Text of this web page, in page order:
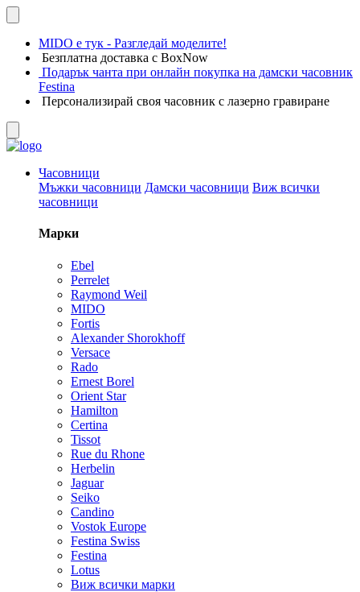
MIDO е тук - Разгледай моделите!
Безплатна доставка с BoxNow
Подарък чанта при онлайн покупка на дамски часовник
Festina
Персонализирай своя часовник с лазерно гравиране
Часовници
Мъжки часовници Дамски часовници Виж всички
часовници
Марки
Ebel
Perrelet
Raymond Weil
MIDO
Fortis
Alexander Shorokhoff
Versace
Rado
Ernest Borel
Orient Star
Hamilton
Certina
Tissot
Rue du Rhone
Herbelin
Jaguar
Seiko
Candino
Vostok Europe
Festina Swiss
Festina
Lotus
Виж всички марки